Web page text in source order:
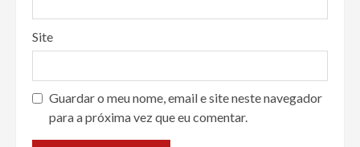
Site
Guardar o meu nome, email e site neste navegador
para a próxima vez que eu comentar.